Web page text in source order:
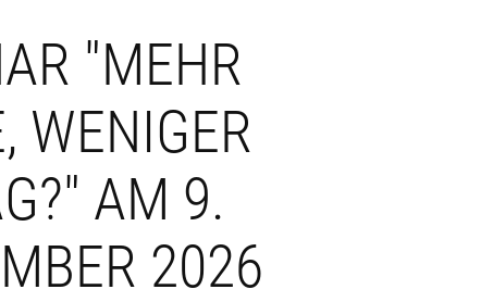
"MEHR
WENIGER
AM 9.
2026